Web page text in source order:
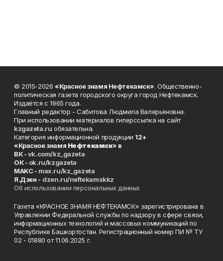
© 2015-2026 «Красное знамя Нефтекамск». Общественно-
политическая газета городского округа город Нефтекамск.
Издаётся с 1965 года.
Главный редактор - Сабитова Людмила Валерьяновна.
При использовании материалов гиперссылка на сайт
kzgazeta.ru обязательна.
Категория информационной продукции 12+
«Красное знамя Нефтекамск» в
ВК -vk.com/kz_gazeta
ОК - ok.ru/kzgazeta
MAKC - max.ru/kz_gazeta
Я.Дзен - dzen.ru/neftekamskkz
Об использовании персональных данных
Газета «КРАСНОЕ ЗНАМЯ НЕФТЕКАМСК» зарегистрирована в
Управлении Федеральной службы по надзору в сфере связи,
информационных технологий и массовых коммуникаций по
Республике Башкортостан. Регистрационный номер ПИ № ТУ
02 - 01880 от 11.06.2025 г.